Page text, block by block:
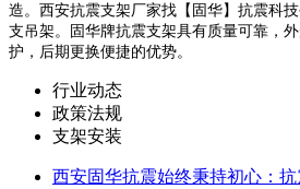
造。西安抗震支架厂家找【固华】抗震科
支吊架。固华牌抗震支架具有质量可靠，
护，后期更换便捷的优势。
行业动态
政策法规
支架安装
西安固华抗震始终秉持初心：